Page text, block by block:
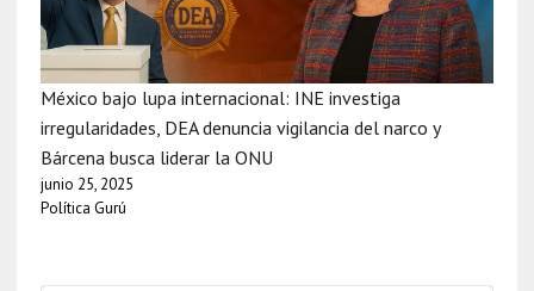
México bajo lupa internacional: INE investiga
irregularidades, DEA denuncia vigilancia del narco y
Bárcena busca liderar la ONU
junio 25, 2025
Política Gurú